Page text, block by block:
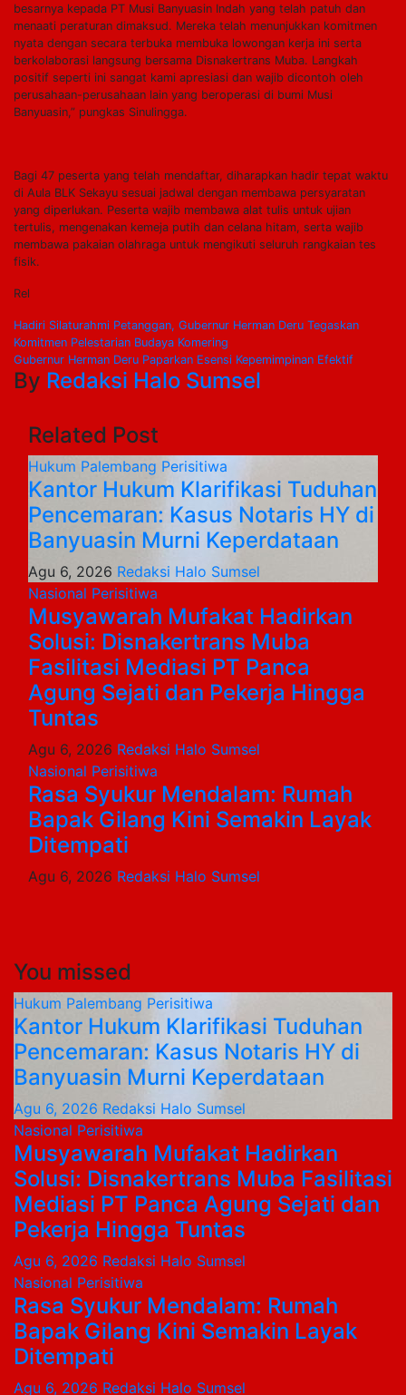
besarnya kepada PT Musi Banyuasin Indah yang telah patuh dan
menaati peraturan dimaksud. Mereka telah menunjukkan komitmen
nyata dengan secara terbuka membuka lowongan kerja ini serta
berkolaborasi langsung bersama Disnakertrans Muba. Langkah
positif seperti ini sangat kami apresiasi dan wajib dicontoh oleh
perusahaan-perusahaan lain yang beroperasi di bumi Musi
Banyuasin,” pungkas Sinulingga.
Bagi 47 peserta yang telah mendaftar, diharapkan hadir tepat waktu
di Aula BLK Sekayu sesuai jadwal dengan membawa persyaratan
yang diperlukan. Peserta wajib membawa alat tulis untuk ujian
tertulis, mengenakan kemeja putih dan celana hitam, serta wajib
membawa pakaian olahraga untuk mengikuti seluruh rangkaian tes
fisik.
Rel
Navigasi
pos
Hadiri Silaturahmi Petanggan, Gubernur Herman Deru Tegaskan
Komitmen Pelestarian Budaya Komering
Gubernur Herman Deru Paparkan Esensi Kepemimpinan Efektif
By Redaksi Halo Sumsel
Related Post
Hukum Palembang Perisitiwa
Kantor Hukum Klarifikasi Tuduhan
Pencemaran: Kasus Notaris HY di
Banyuasin Murni Keperdataan
Agu 6, 2026 Redaksi Halo Sumsel
Nasional Perisitiwa
Musyawarah Mufakat Hadirkan
Solusi: Disnakertrans Muba
Fasilitasi Mediasi PT Panca
Agung Sejati dan Pekerja Hingga
Tuntas
Agu 6, 2026 Redaksi Halo Sumsel
Nasional Perisitiwa
Rasa Syukur Mendalam: Rumah
Bapak Gilang Kini Semakin Layak
Ditempati
Agu 6, 2026 Redaksi Halo Sumsel
You missed
Hukum Palembang Perisitiwa
Kantor Hukum Klarifikasi Tuduhan
Pencemaran: Kasus Notaris HY di
Banyuasin Murni Keperdataan
Agu 6, 2026 Redaksi Halo Sumsel
Nasional Perisitiwa
Musyawarah Mufakat Hadirkan
Solusi: Disnakertrans Muba Fasilitasi
Mediasi PT Panca Agung Sejati dan
Pekerja Hingga Tuntas
Agu 6, 2026 Redaksi Halo Sumsel
Nasional Perisitiwa
Rasa Syukur Mendalam: Rumah
Bapak Gilang Kini Semakin Layak
Ditempati
Agu 6, 2026 Redaksi Halo Sumsel